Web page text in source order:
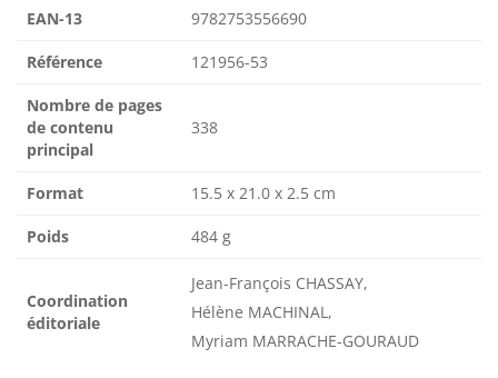
EAN-13 9782753556690
Référence 121956-53
Nombre de pages
de contenu
principal
338
Format 15.5 x 21.0 x 2.5 cm
Poids 484 g
Coordination
éditoriale
Jean-François CHASSAY,
Hélène MACHINAL,
Myriam MARRACHE-GOURAUD